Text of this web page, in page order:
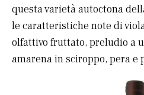
questa varietà autoctona
le caratteristiche note di
olfattivo fruttato, preludio a
amarena in sciroppo, pera e